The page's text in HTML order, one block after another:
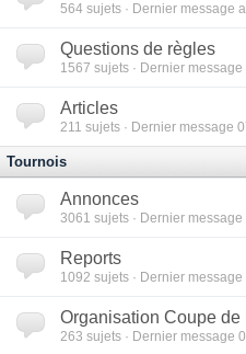
564 sujets · Dernier message
Questions de règles
1567 sujets · Dernier
Articles
211 sujets · Dernier message
Tournois
Annonces
3061 sujets · Dernier
Reports
1092 sujets · Dernier message
Organisation Coupe de
263 sujets · Dernier message